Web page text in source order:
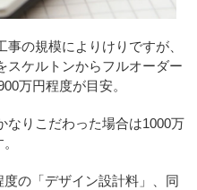
の規模によりけりですが、
スケルトンからフルオーダー
万円程度が目安。
なりこだわった場合は1000万
の「デザイン設計料」、同